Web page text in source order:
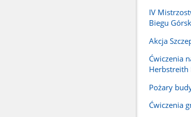
IV
Biegu
Akcja
Ćwiczenia
Herbstreith
Pożary
Ćwiczenia